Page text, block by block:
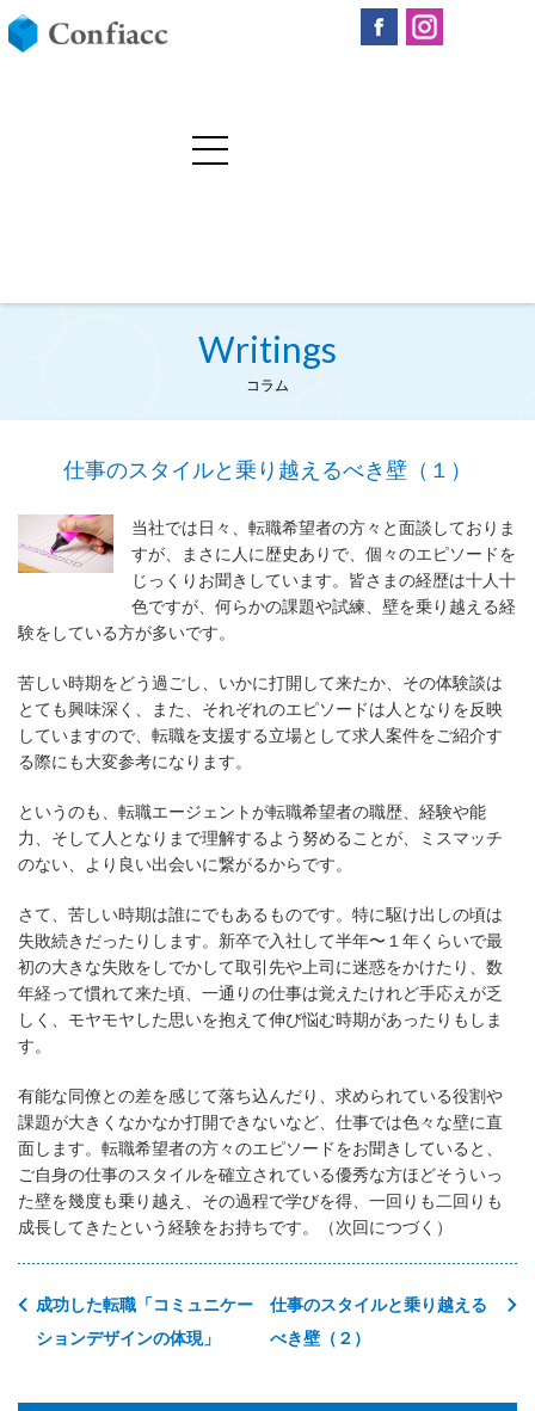
Writings
コラム
仕事のスタイルと乗り越えるべき壁（１）
当社では日々、転職希望者の方々と面談しておりま
すが、まさに人に歴史ありで、個々のエピソードを
じっくりお聞きしています。皆さまの経歴は十人十
色ですが、何らかの課題や試練、壁を乗り越える経
験をしている方が多いです。
苦しい時期をどう過ごし、いかに打開して来たか、その体験談は
とても興味深く、また、それぞれのエピソードは人となりを反映
していますので、転職を支援する立場として求人案件をご紹介す
る際にも大変参考になります。
というのも、転職エージェントが転職希望者の職歴、経験や能
力、そして人となりまで理解するよう努めることが、ミスマッチ
のない、より良い出会いに繋がるからです。
さて、苦しい時期は誰にでもあるものです。特に駆け出しの頃は
失敗続きだったりします。新卒で入社して半年〜１年くらいで最
初の大きな失敗をしでかして取引先や上司に迷惑をかけたり、数
年経って慣れて来た頃、一通りの仕事は覚えたけれど手応えが乏
しく、モヤモヤした思いを抱えて伸び悩む時期があったりもしま
す。
有能な同僚との差を感じて落ち込んだり、求められている役割や
課題が大きくなかなか打開できないなど、仕事では色々な壁に直
面します。転職希望者の方々のエピソードをお聞きしていると、
ご自身の仕事のスタイルを確立されている優秀な方ほどそういっ
た壁を幾度も乗り越え、その過程で学びを得、一回りも二回りも
成長してきたという経験をお持ちです。（次回につづく）
仕事のスタイルと乗り越える
べき壁（２）
成功した転職「コミュニケー
ションデザインの体現」